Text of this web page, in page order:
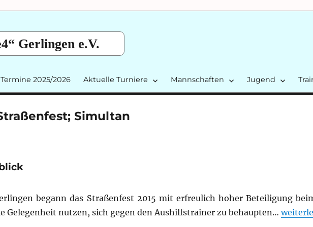
Gerlingen e.V.
Termine 2025/2026 Aktuelle Turniere Mannschaften Jugend
Simultan
begann das Straßenfest 2015 mit erfreulich hoher Beteiligung
Gelegenheit nutzen, sich gegen den Aushilfstrainer zu behaupten…